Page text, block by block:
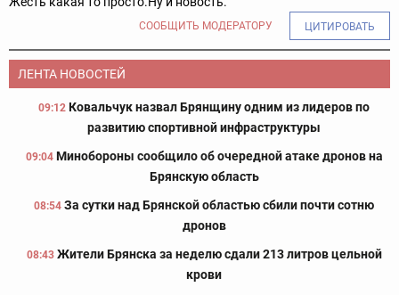
СООБЩИТЬ МОДЕРАТОРУ ЦИТИРОВАТЬ
ЛЕНТА НОВОСТЕЙ
09:12 Ковальчук назвал Брянщину одним из лидеров по
развитию спортивной инфраструктуры
09:04 Минобороны сообщило об очередной атаке дронов на
Брянскую область
08:54 За сутки над Брянской областью сбили почти сотню
дронов
08:43 Жители Брянска за неделю сдали 213 литров цельной
крови